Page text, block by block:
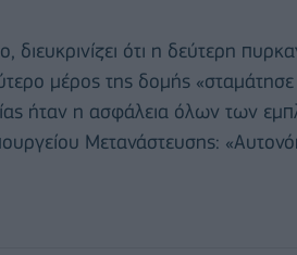
διευκρινίζει ότι η δεύτερη
μέρος της δομής
ήταν η ασφάλεια όλων των
Μετανάστευσης: